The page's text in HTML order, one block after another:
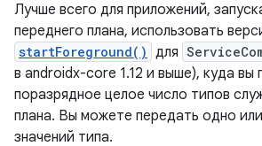
Лучше всего для приложений,
переднего плана, использовать
startForeground() для
в androidx-core 1.12 и выше), куда вы
поразрядное целое число типов
плана. Вы можете передать одно
значений типа.